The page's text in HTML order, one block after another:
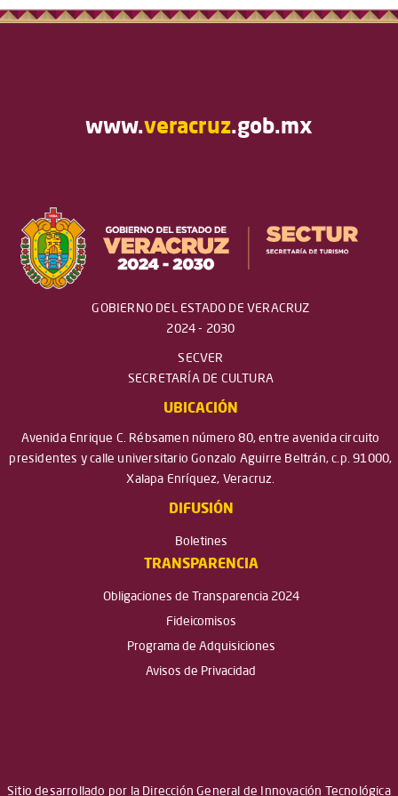
www.veracruz.gob.mx
GOBIERNO DEL ESTADO DE VERACRUZ
2024 - 2030
SECVER
SECRETARÍA DE CULTURA
UBICACIÓN
Avenida Enrique C. Rébsamen número 80, entre avenida circuito
presidentes y calle universitario Gonzalo Aguirre Beltrán, c.p. 91000,
Xalapa Enríquez, Veracruz.
DIFUSIÓN
Boletines
TRANSPARENCIA
Obligaciones de Transparencia 2024
Fideicomisos
Programa de Adquisiciones
Avisos de Privacidad
Sitio desarrollado por la Dirección General de Innovación Tecnológica